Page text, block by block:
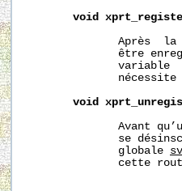
void
Après  la
être
variable
nécessite
void
Avant
se
              globale
cette